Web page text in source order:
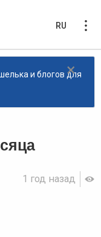
RU
×
и блогов для
1 год назад